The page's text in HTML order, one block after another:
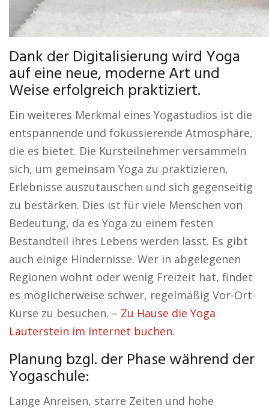
Dank der Digitalisierung wird Yoga
auf eine neue, moderne Art und
Weise erfolgreich praktiziert.
Ein weiteres Merkmal eines Yogastudios ist die
entspannende und fokussierende Atmosphäre,
die es bietet. Die Kursteilnehmer versammeln
sich, um gemeinsam Yoga zu praktizieren,
Erlebnisse auszutauschen und sich gegenseitig
zu bestärken. Dies ist für viele Menschen von
Bedeutung, da es Yoga zu einem festen
Bestandteil ihres Lebens werden lässt. Es gibt
auch einige Hindernisse. Wer in abgelegenen
Regionen wohnt oder wenig Freizeit hat, findet
es möglicherweise schwer, regelmäßig Vor-Ort-
Kurse zu besuchen. – Zu Hause die Yoga
Lauterstein im Internet buchen.
Planung bzgl. der Phase während der
Yogaschule:
Lange Anreisen, starre Zeiten und hohe